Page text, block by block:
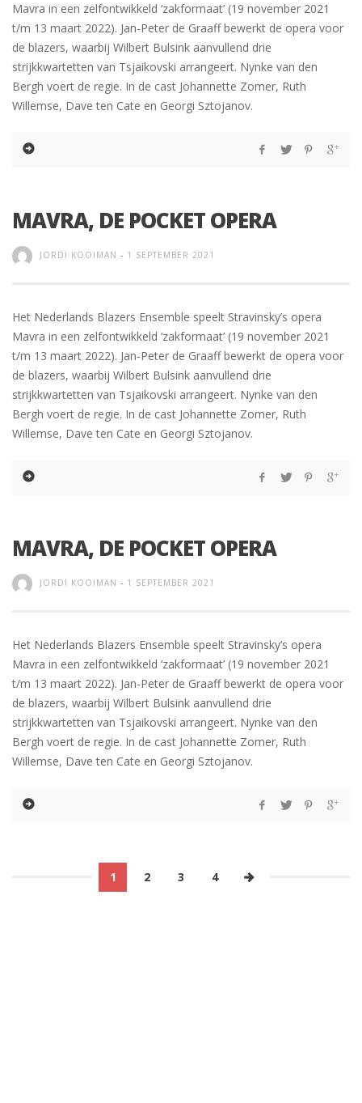
Mavra in een zelfontwikkeld ‘zakformaat’ (19 november 2021
t/m 13 maart 2022). Jan-Peter de Graaff bewerkt de opera voor
de blazers, waarbij Wilbert Bulsink aanvullend drie
strijkkwartetten van Tsjaikovski arrangeert. Nynke van den
Bergh voert de regie. In de cast Johannette Zomer, Ruth
Willemse, Dave ten Cate en Georgi Sztojanov.
MAVRA, DE POCKET OPERA
JORDI KOOIMAN - 1 SEPTEMBER 2021
Het Nederlands Blazers Ensemble speelt Stravinsky’s opera
Mavra in een zelfontwikkeld ‘zakformaat’ (19 november 2021
t/m 13 maart 2022). Jan-Peter de Graaff bewerkt de opera voor
de blazers, waarbij Wilbert Bulsink aanvullend drie
strijkkwartetten van Tsjaikovski arrangeert. Nynke van den
Bergh voert de regie. In de cast Johannette Zomer, Ruth
Willemse, Dave ten Cate en Georgi Sztojanov.
MAVRA, DE POCKET OPERA
JORDI KOOIMAN - 1 SEPTEMBER 2021
Het Nederlands Blazers Ensemble speelt Stravinsky’s opera
Mavra in een zelfontwikkeld ‘zakformaat’ (19 november 2021
t/m 13 maart 2022). Jan-Peter de Graaff bewerkt de opera voor
de blazers, waarbij Wilbert Bulsink aanvullend drie
strijkkwartetten van Tsjaikovski arrangeert. Nynke van den
Bergh voert de regie. In de cast Johannette Zomer, Ruth
Willemse, Dave ten Cate en Georgi Sztojanov.
1 2 3 4